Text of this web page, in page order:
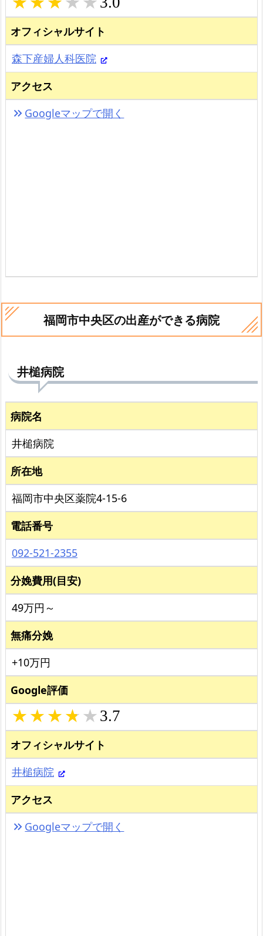
オフィシャルサイト
森下産婦人科医院
アクセス
keyboard_double_arrow_right Googleマップで開く
福岡市中央区の出産ができる病院
井槌病院
病院名
井槌病院
所在地
福岡市中央区薬院4-15-6
電話番号
092-521-2355
分娩費用(目安)
49万円～
無痛分娩
+10万円
Google評価
3.7
オフィシャルサイト
井槌病院
アクセス
keyboard_double_arrow_right Googleマップで開く